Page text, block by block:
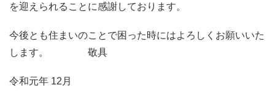
を迎えられることに感謝しております。
今後とも住まいのことで困った時にはよろしくお願いいた
します。 敬具
令和元年 12月